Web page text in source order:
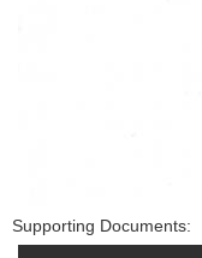
Supporting Documents: